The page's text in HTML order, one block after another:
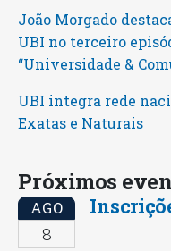
João Morgado
UBI no terceiro
“Universidade &
UBI integra rede
Exatas e Naturais
Próximos
AGO
8